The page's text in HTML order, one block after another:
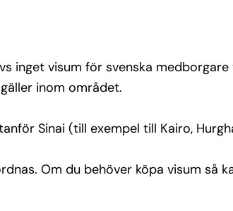
inget visum för svenska
inom området.
Sinai (till exempel till Kairo,
Om du behöver köpa visum så